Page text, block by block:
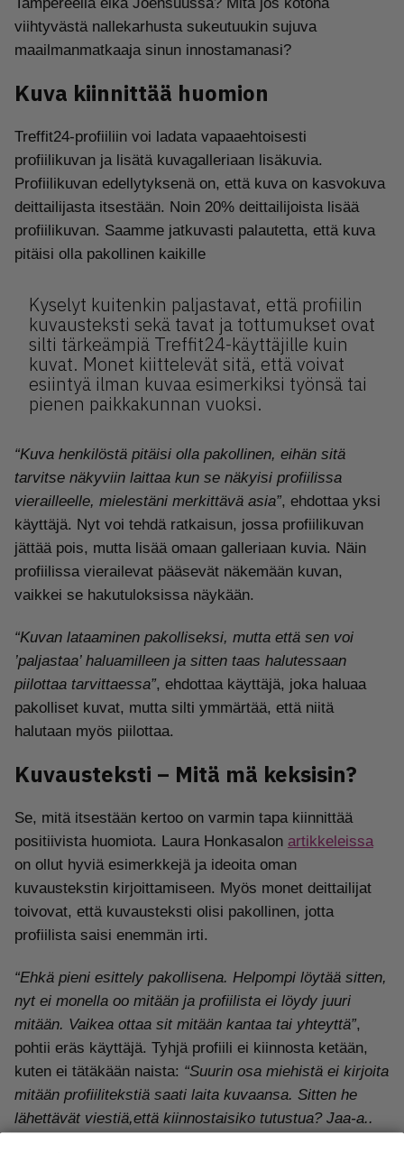
viihtyvästä nallekarhusta sukeutuukin sujuva
maailmanmatkaaja sinun innostamanasi?
Kuva kiinnittää huomion
Treffit24-profiiliin voi ladata vapaaehtoisesti
profiilikuvan ja lisätä kuvagalleriaan lisäkuvia.
Profiilikuvan edellytyksenä on, että kuva on kasvokuva
deittailijasta itsestään. Noin 20% deittailijoista lisää
profiilikuvan. Saamme jatkuvasti palautetta, että kuva
pitäisi olla pakollinen kaikille
Kyselyt kuitenkin paljastavat, että profiilin
kuvausteksti sekä tavat ja tottumukset ovat
silti tärkeämpiä Treffit24-käyttäjille kuin
kuvat. Monet kiittelevät sitä, että voivat
esiintyä ilman kuvaa esimerkiksi työnsä tai
pienen paikkakunnan vuoksi.
“Kuva henkilöstä pitäisi olla pakollinen, eihän sitä
tarvitse näkyviin laittaa kun se näkyisi profiilissa
vierailleelle, mielestäni merkittävä asia”, ehdottaa yksi
käyttäjä. Nyt voi tehdä ratkaisun, jossa profiilikuvan
jättää pois, mutta lisää omaan galleriaan kuvia. Näin
profiilissa vierailevat pääsevät näkemään kuvan,
vaikkei se hakutuloksissa näykään.
“Kuvan lataaminen pakolliseksi, mutta että sen voi
’paljastaa’ haluamilleen ja sitten taas halutessaan
piilottaa tarvittaessa”, ehdottaa käyttäjä, joka haluaa
pakolliset kuvat, mutta silti ymmärtää, että niitä
halutaan myös piilottaa.
Kuvausteksti – Mitä mä keksisin?
Se, mitä itsestään kertoo on varmin tapa kiinnittää
positiivista huomiota. Laura Honkasalon artikkeleissa
on ollut hyviä esimerkkejä ja ideoita oman
kuvaustekstin kirjoittamiseen. Myös monet deittailijat
toivovat, että kuvausteksti olisi pakollinen, jotta
profiilista saisi enemmän irti.
“Ehkä pieni esittely pakollisena. Helpompi löytää sitten,
nyt ei monella oo mitään ja profiilista ei löydy juuri
mitään. Vaikea ottaa sit mitään kantaa tai yhteyttä”,
pohtii eräs käyttäjä. Tyhjä profiili ei kiinnosta ketään,
kuten ei tätäkään naista: “Suurin osa miehistä ei kirjoita
mitään profiilitekstiä saati laita kuvaansa. Sitten he
lähettävät viestiä,että kiinnostaisiko tutustua? Jaa-a..